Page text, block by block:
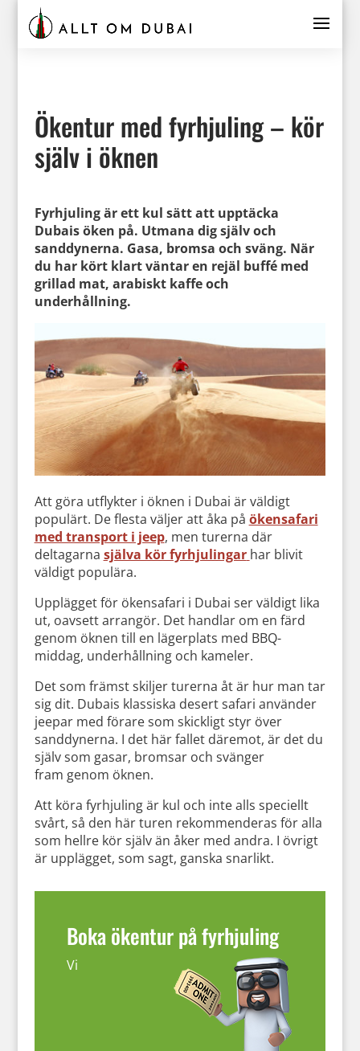
Ökentur med fyrhjuling – kör
själv i öknen
Fyrhjuling är ett kul sätt att upptäcka
Dubais öken på. Utmana dig själv och
sanddynerna. Gasa, bromsa och sväng. När
du har kört klart väntar en rejäl buffé med
grillad mat, arabiskt kaffe och
underhållning.
Att göra utflykter i öknen i Dubai är väldigt
populärt. De flesta väljer att åka på ökensafari
med transport i jeep, men turerna där
deltagarna själva kör fyrhjulingar har blivit
väldigt populära.
Upplägget för ökensafari i Dubai ser väldigt lika
ut, oavsett arrangör. Det handlar om en färd
genom öknen till en lägerplats med BBQ-
middag, underhållning och kameler.
Det som främst skiljer turerna åt är hur man tar
sig dit. Dubais klassiska desert safari använder
jeepar med förare som skickligt styr över
sanddynerna. I det här fallet däremot, är det du
själv som gasar, bromsar och svänger
fram genom öknen.
Att köra fyrhjuling är kul och inte alls speciellt
svårt, så den här turen rekommenderas för alla
som hellre kör själv än åker med andra. I övrigt
är upplägget, som sagt, ganska snarlikt.
Boka ökentur på fyrhjuling
Vi